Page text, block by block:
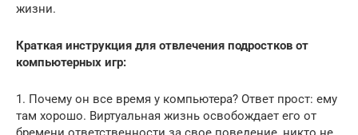
жизни.
Краткая инструкция для отвлечения подростков от
компьютерных игр:
1. Почему он все время у компьютера? Ответ прост: ему
там хорошо. Виртуальная жизнь освобождает его от